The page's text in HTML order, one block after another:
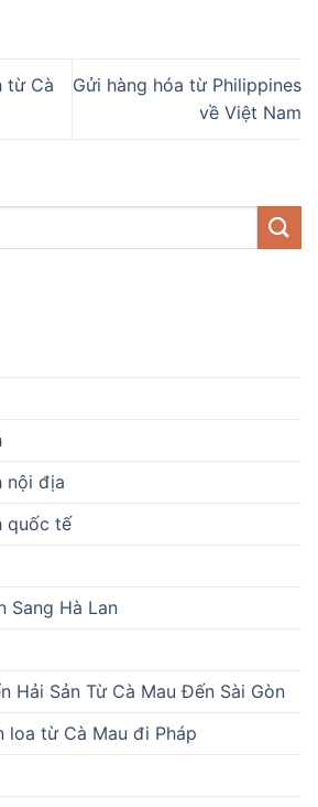
từ Cà
Gửi hàng hóa từ Philippines
về Việt Nam
nội địa
quốc tế
Sang Hà Lan
Hải Sản Từ Cà Mau Đến Sài Gòn
loa từ Cà Mau đi Pháp